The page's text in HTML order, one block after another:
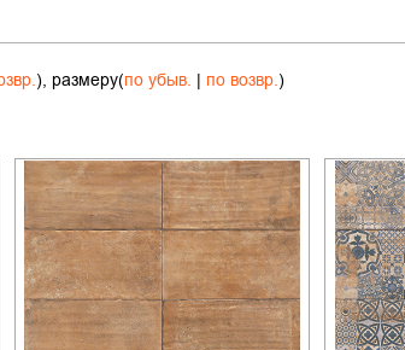
), размеру(по убыв. | по возвр.)